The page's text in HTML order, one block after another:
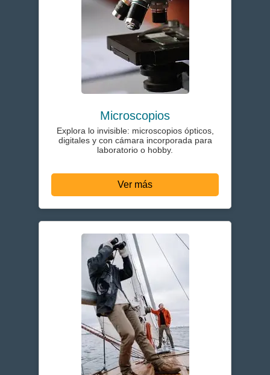
Microscopios
Explora lo invisible: microscopios ópticos,
digitales y con cámara incorporada para
laboratorio o hobby.
Ver más